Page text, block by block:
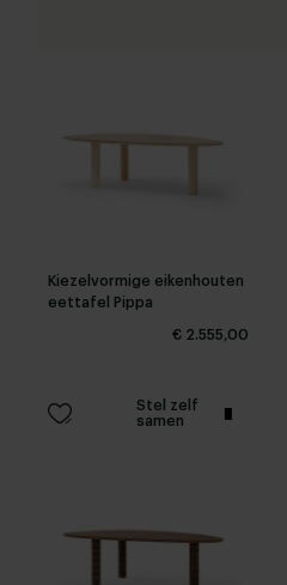
Kiezelvormige eikenhouten
eettafel Pippa
€ 2.555,00
Stel zelf
samen